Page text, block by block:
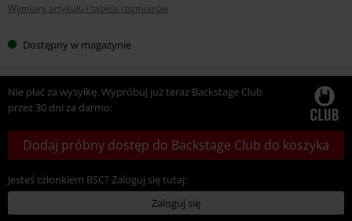
rozmiar
Wymiary artykułu i tabela rozmiarów
Dostępny w magazynie
Nie płać za wysyłkę. Wypróbuj już teraz Backstage Club
przez 30 dni za darmo:
Dodaj próbny dostęp do Backstage Club do koszyka
Jesteś członkiem BSC? Zaloguj się tutaj:
Zaloguj się